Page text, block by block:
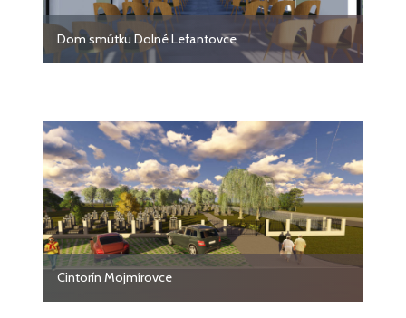
Dom smútku Dolné Lefantovce
Cintorín Mojmírovce